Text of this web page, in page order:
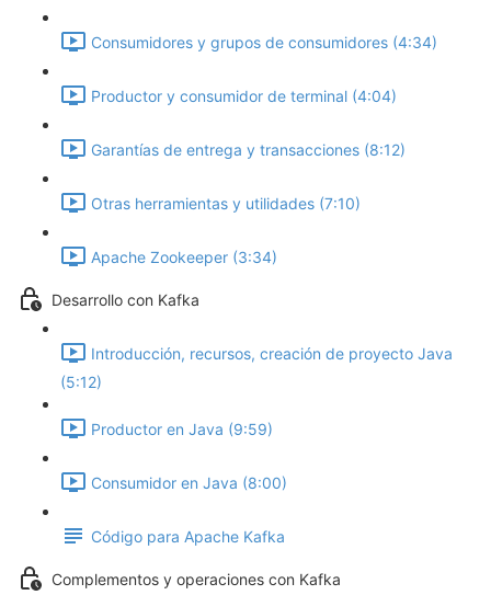
Consumidores y grupos de consumidores (4:34)
Productor y consumidor de terminal (4:04)
Garantías de entrega y transacciones (8:12)
Otras herramientas y utilidades (7:10)
Apache Zookeeper (3:34)
Desarrollo con Kafka
Introducción, recursos, creación de proyecto Java
(5:12)
Productor en Java (9:59)
Consumidor en Java (8:00)
Código para Apache Kafka
Complementos y operaciones con Kafka